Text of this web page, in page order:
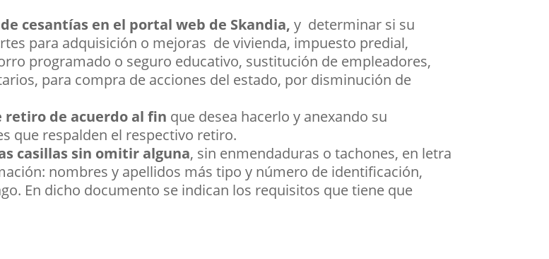
cesantías en el portal web de Skandia, y determinar si su
para adquisición o mejoras de vivienda, impuesto predial,
programado o seguro educativo, sustitución de empleadores,
para compra de acciones del estado, por disminución de
retiro de acuerdo al fin que desea hacerlo y anexando su
que respalden el respectivo retiro.
casillas sin omitir alguna, sin enmendaduras o tachones, en letra
nombres y apellidos más tipo y número de identificación,
En dicho documento se indican los requisitos que tiene que